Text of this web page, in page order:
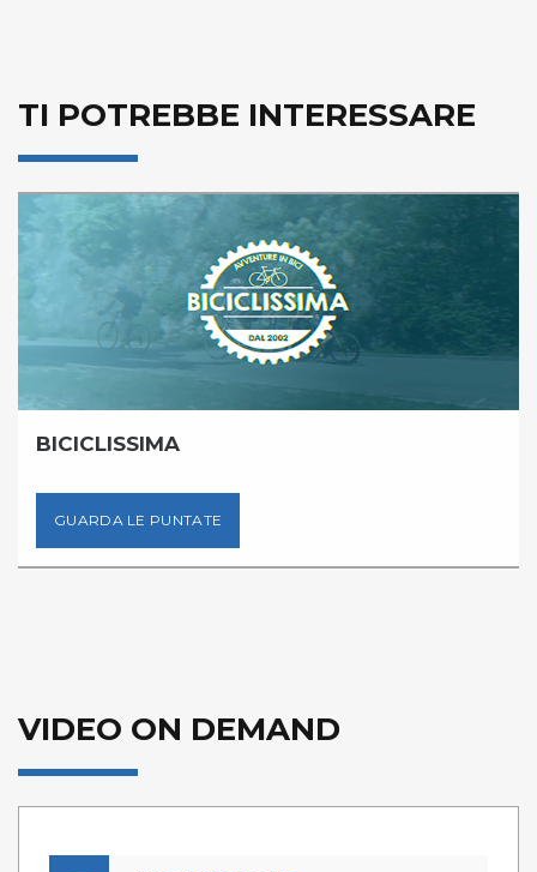
TI POTREBBE INTERESSARE
BICICLISSIMA
GUARDA LE PUNTATE
VIDEO ON DEMAND